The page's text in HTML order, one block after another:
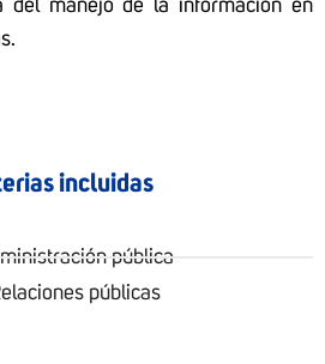
del manejo de la información en
incluidas
pública
públicas